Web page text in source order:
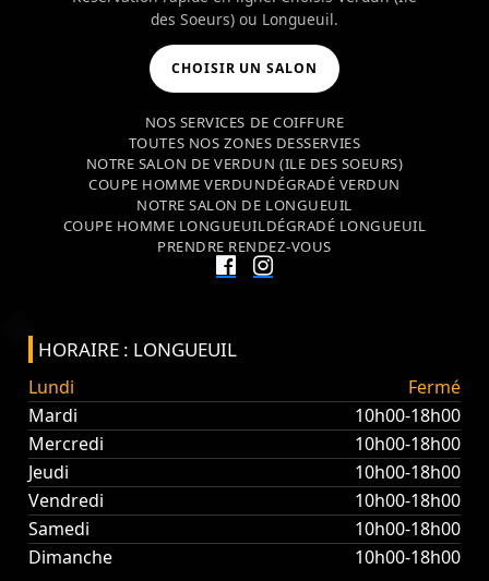
des Soeurs) ou Longueuil.
CHOISIR UN SALON
NOS SERVICES DE COIFFURE
TOUTES NOS ZONES DESSERVIES
NOTRE SALON DE VERDUN (ILE DES SOEURS)
COUPE HOMME VERDUNDÉGRADÉ VERDUN
NOTRE SALON DE LONGUEUIL
COUPE HOMME LONGUEUILDÉGRADÉ LONGUEUIL
PRENDRE RENDEZ-VOUS
HORAIRE : LONGUEUIL
Lundi
Fermé
Mardi
10h00-18h00
Mercredi
10h00-18h00
Jeudi
10h00-18h00
Vendredi
10h00-18h00
Samedi
10h00-18h00
Dimanche
10h00-18h00